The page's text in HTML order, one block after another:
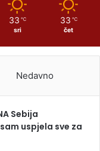
33 ℃
sri
33 ℃
čet
Nedavno
Sebija
uspjela sve za